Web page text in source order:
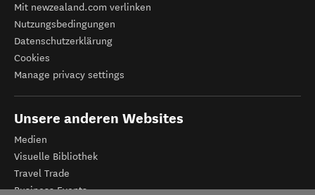
Mit newzealand.com verlinken
Nutzungsbedingungen
Datenschutzerklärung
Cookies
Manage privacy settings
Unsere anderen Websites
Medien
Visuelle Bibliothek
Travel Trade
Business Events